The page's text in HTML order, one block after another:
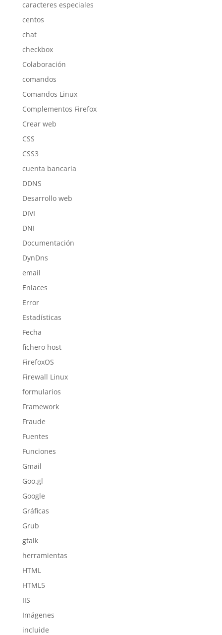
caracteres especiales
centos
chat
checkbox
Colaboración
comandos
Comandos Linux
Complementos Firefox
Crear web
CSS
CSS3
cuenta bancaria
DDNS
Desarrollo web
DIVI
DNI
Documentación
DynDns
email
Enlaces
Error
Estadísticas
Fecha
fichero host
FirefoxOS
Firewall Linux
formularios
Framework
Fraude
Fuentes
Funciones
Gmail
Goo.gl
Google
Gráficas
Grub
gtalk
herramientas
HTML
HTML5
IIS
Imágenes
incluide